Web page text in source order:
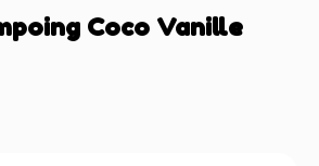
Coco Vanille